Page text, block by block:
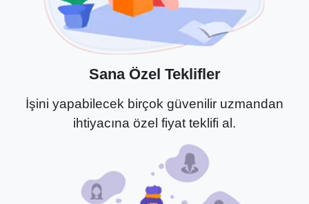
Sana Özel Teklifler
İşini yapabilecek birçok güvenilir uzmandan
ihtiyacına özel fiyat teklifi al.